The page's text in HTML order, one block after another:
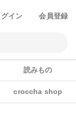
グイン 会員登録
読みもの
croccha shop